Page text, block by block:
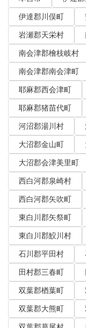
伊達郡川俣町
岩瀬郡天栄村
南会津郡檜枝岐村
南会津郡南会津町
耶麻郡西会津町
耶麻郡猪苗代町
河沼郡湯川村
大沼郡金山町
大沼郡会津美里町
西白河郡泉崎村
西白河郡矢吹町
東白川郡矢祭町
東白川郡鮫川村
石川郡平田村
田村郡三春町
双葉郡楢葉町
双葉郡大熊町